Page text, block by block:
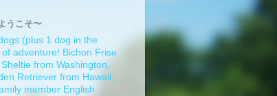
うこそ〜
(plus 1 dog in the
of adventure! Bichon Frise
from Washington,
Retriever from Hawaii,
member English